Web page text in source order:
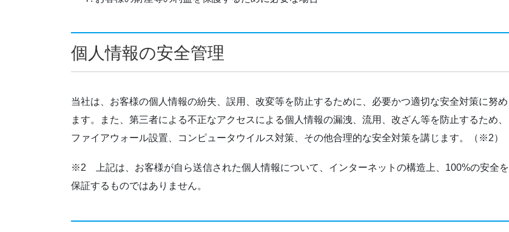
個人情報の安全管理
当社は、お客様の個人情報の紛失、誤用、改変等を防止するために、必要かつ適切な安全対策に努め
ます。また、第三者による不正なアクセスによる個人情報の漏洩、流用、改ざん等を防止するため、
ファイアウォール設置、コンピュータウイルス対策、その他合理的な安全対策を講じます。（※2）
※2 上記は、お客様が自ら送信された個人情報について、インターネットの構造上、100%の安全を
保証するものではありません。